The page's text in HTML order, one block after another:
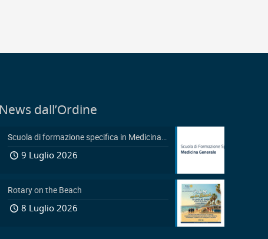
News dall’Ordine
Scuola di formazione specifica in Medicina Generale 2026-2029: Pubblicazione avviso accesso in sovrannumero legge 401/2000 e avviso accesso degli Ufficiali Medici
9 Luglio 2026
Rotary on the Beach
8 Luglio 2026